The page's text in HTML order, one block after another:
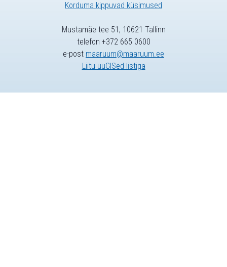
Korduma kippuvad küsimused
Mustamäe tee 51, 10621 Tallinn
telefon +372 665 0600
e-post maaruum@maaruum.ee
Liitu uuGISed listiga